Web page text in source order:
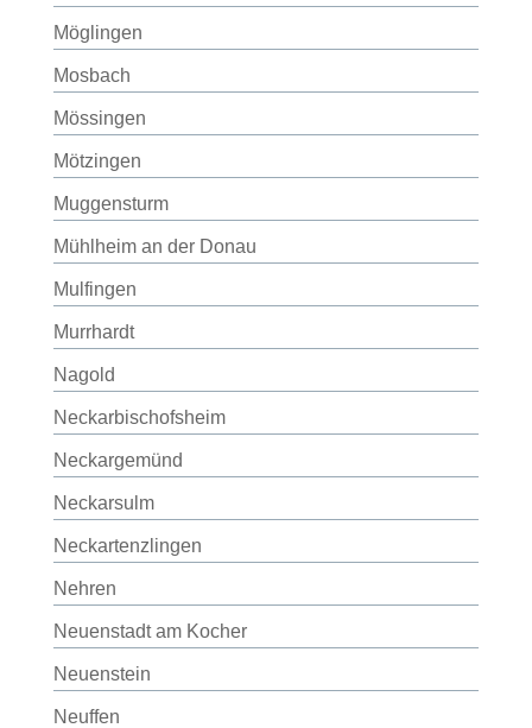
Möglingen
Mosbach
Mössingen
Mötzingen
Muggensturm
Mühlheim an der Donau
Mulfingen
Murrhardt
Nagold
Neckarbischofsheim
Neckargemünd
Neckarsulm
Neckartenzlingen
Nehren
Neuenstadt am Kocher
Neuenstein
Neuffen